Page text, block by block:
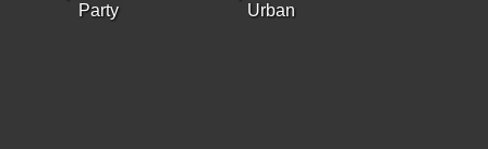
Party Urban